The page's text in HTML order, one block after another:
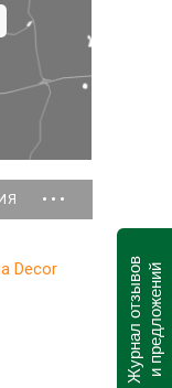
...
Decor
Журнал отзывови предложений